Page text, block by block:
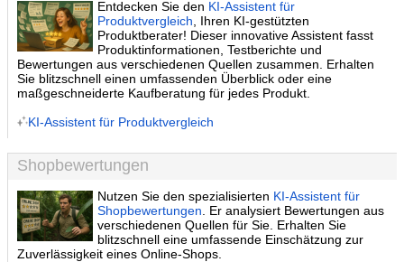
Entdecken Sie den KI-Assistent für
Produktvergleich , Ihren KI-gestützten
Produktberater! Dieser innovative Assistent fasst
Produktinformationen, Testberichte und
Bewertungen aus verschiedenen Quellen zusammen. Erhalten
Sie blitzschnell einen umfassenden Überblick oder eine
maßgeschneiderte Kaufberatung für jedes Produkt.
KI-Assistent für Produktvergleich
Shopbewertungen
Nutzen Sie den spezialisierten KI-Assistent für
Shopbewertungen . Er analysiert Bewertungen aus
verschiedenen Quellen für Sie. Erhalten Sie
blitzschnell eine umfassende Einschätzung zur
Zuverlässigkeit eines Online-Shops.